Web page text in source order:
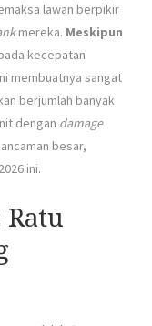
lawan berpikir
mereka. Meskipun
kecepatan
membuatnya sangat
berjumlah banyak
dengan damage
besar,
ini.
Ratu